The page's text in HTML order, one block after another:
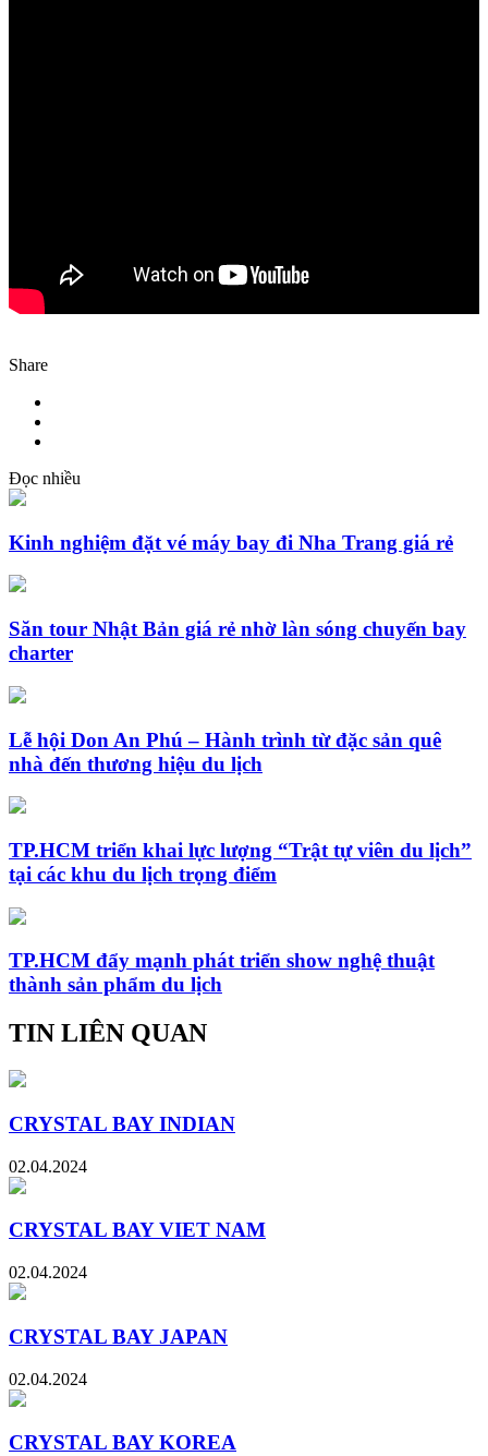
Share
Đọc nhiều
Kinh nghiệm đặt vé máy bay đi Nha Trang giá rẻ
Săn tour Nhật Bản giá rẻ nhờ làn sóng chuyến bay
charter
Lễ hội Don An Phú – Hành trình từ đặc sản quê
nhà đến thương hiệu du lịch
TP.HCM triển khai lực lượng “Trật tự viên du lịch”
tại các khu du lịch trọng điểm
TP.HCM đẩy mạnh phát triển show nghệ thuật
thành sản phẩm du lịch
TIN LIÊN QUAN
CRYSTAL BAY INDIAN
02.04.2024
CRYSTAL BAY VIET NAM
02.04.2024
CRYSTAL BAY JAPAN
02.04.2024
CRYSTAL BAY KOREA